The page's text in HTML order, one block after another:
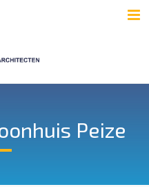
Peize